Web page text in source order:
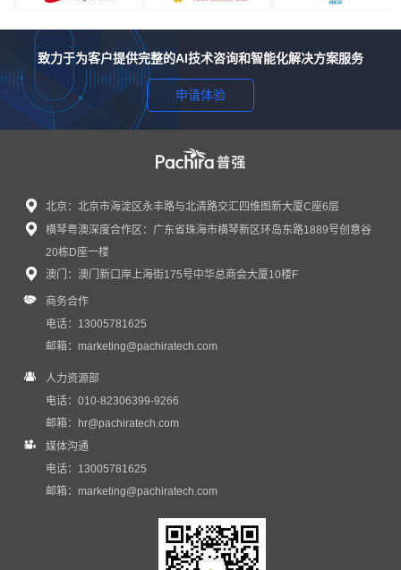
致力于为客户提供完整的AI技术咨询和智能化解决方案服务
申请体验
北京：北京市海淀区永丰路与北清路交汇四维图新大厦C座6层
横琴粤澳深度合作区：广东省珠海市横琴新区环岛东路1889号创意谷
20栋D座一楼
澳门：澳门新口岸上海街175号中华总商会大厦10楼F
商务合作
电话：13005781625
邮箱：marketing@pachiratech.com
人力资源部
电话：010-82306399-9266
邮箱： hr@pachiratech.com
媒体沟通
电话：13005781625
邮箱：marketing@pachiratech.com